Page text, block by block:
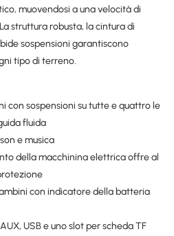
muovendosi a una velocità di
struttura robusta, la cintura di
sospensioni garantiscono
tipo di terreno.
con sospensioni su tutte e quattro le
fluida
e musica
della macchinina elettrica offre al
con indicatore della batteria
USB e uno slot per scheda TF